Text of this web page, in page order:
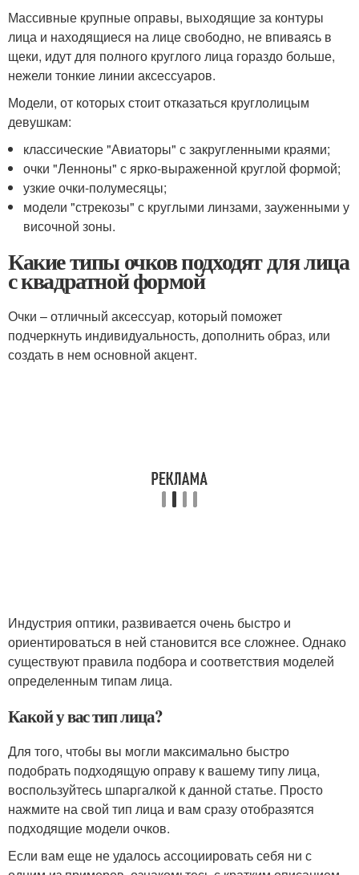
Массивные крупные оправы, выходящие за контуры
лица и находящиеся на лице свободно, не впиваясь в
щеки, идут для полного круглого лица гораздо больше,
нежели тонкие линии аксессуаров.
Модели, от которых стоит отказаться круглолицым
девушкам:
классические "Авиаторы" с закругленными краями;
очки "Ленноны" с ярко-выраженной круглой формой;
узкие очки-полумесяцы;
модели "стрекозы" с круглыми линзами, зауженными у
височной зоны.
Какие типы очков подходят для лица
с квадратной формой
Очки – отличный аксессуар, который поможет
подчеркнуть индивидуальность, дополнить образ, или
создать в нем основной акцент.
Индустрия оптики, развивается очень быстро и
ориентироваться в ней становится все сложнее. Однако
существуют правила подбора и соответствия моделей
определенным типам лица.
Какой у вас тип лица?
Для того, чтобы вы могли максимально быстро
подобрать подходящую оправу к вашему типу лица,
воспользуйтесь шпаргалкой к данной статье. Просто
нажмите на свой тип лица и вам сразу отобразятся
подходящие модели очков.
Если вам еще не удалось ассоциировать себя ни с